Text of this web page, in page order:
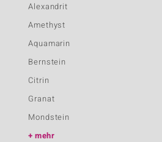
Alexandrit
Amethyst
Aquamarin
Bernstein
Citrin
Granat
Mondstein
mehr